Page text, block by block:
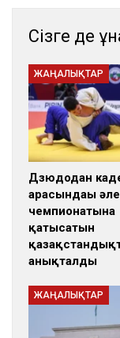
Сізге де
ЖАҢАЛЫҚТАР
Дзюдодан
арасындағы
чемпионатына
қатысатын
анықталды
ЖАҢАЛЫҚТАР